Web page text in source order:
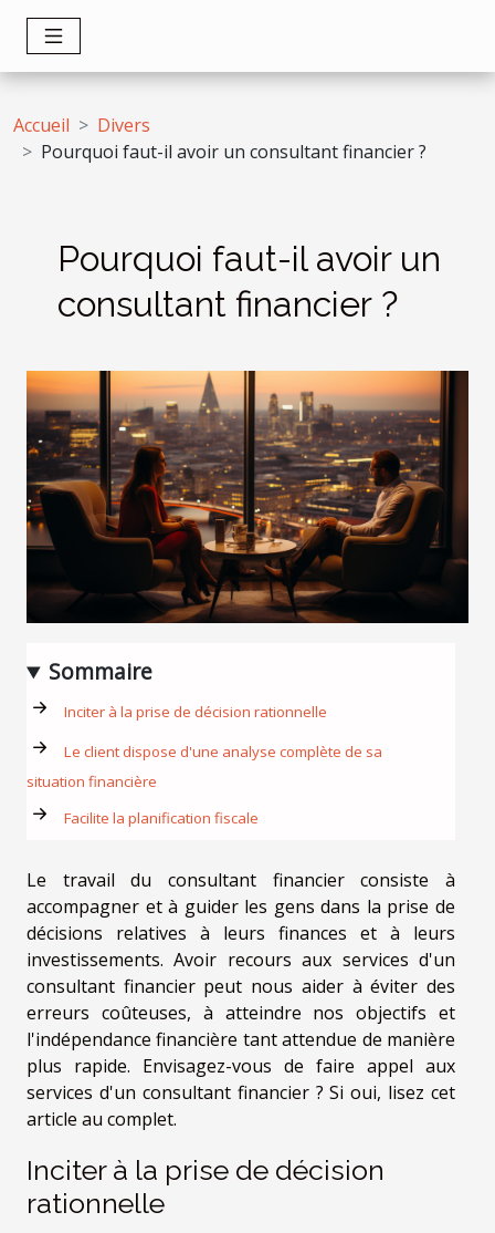
Accueil
Divers
Pourquoi faut-il avoir un consultant financier ?
Pourquoi faut-il avoir un
consultant financier ?
Sommaire
Inciter à la prise de décision rationnelle
Le client dispose d'une analyse complète de sa
situation financière
Facilite la planification fiscale
Le travail du consultant financier consiste à
accompagner et à guider les gens dans la prise de
décisions relatives à leurs finances et à leurs
investissements. Avoir recours aux services d'un
consultant financier peut nous aider à éviter des
erreurs coûteuses, à atteindre nos objectifs et
l'indépendance financière tant attendue de manière
plus rapide. Envisagez-vous de faire appel aux
services d'un consultant financier ? Si oui, lisez cet
article au complet.
Inciter à la prise de décision
rationnelle